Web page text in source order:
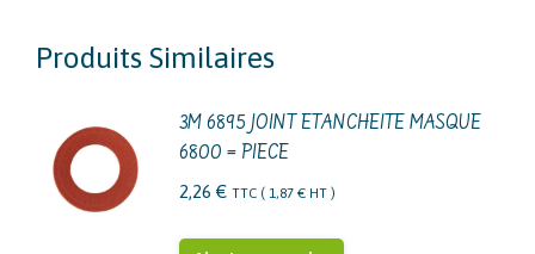
Produits Similaires
3M 6895 JOINT ETANCHEITE MASQUE
6800 = PIECE
2,26 € TTC ( 1,87 € HT )